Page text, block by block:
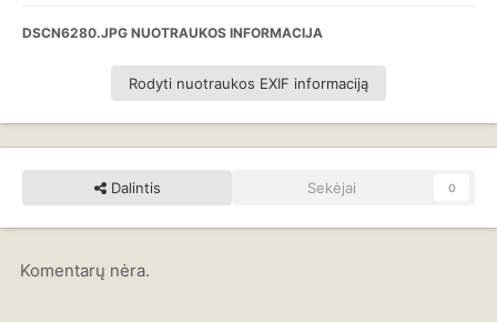
DSCN6280.JPG NUOTRAUKOS INFORMACIJA
Rodyti nuotraukos EXIF informaciją
Dalintis Sekėjai 0
Komentarų nėra.